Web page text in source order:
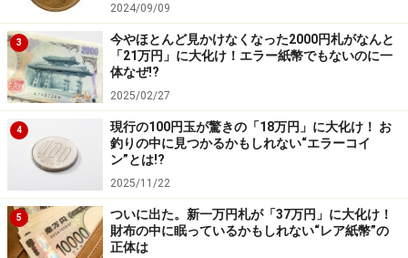
2024/09/09
3
今やほとんど見かけなくなった2000円札がなんと
「21万円」に大化け！エラー紙幣でもないのに一
体なぜ!?
2025/02/27
4
現行の100円玉が驚きの「18万円」に大化け！ お
釣りの中に見つかるかもしれない“エラーコイ
ン”とは!?
2025/11/22
5
ついに出た。新一万円札が「37万円」に大化け！
財布の中に眠っているかもしれない“レア紙幣”の
正体は